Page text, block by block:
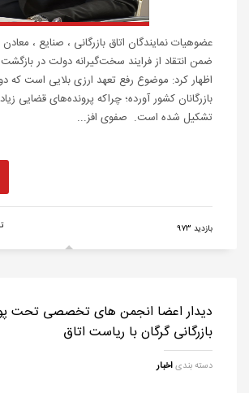
عضوهیات نمایندگان اتاق بازرگانی ، صنایع ،
ضمن انتقاد از فرایند سخت‌گیرانه دولت در بازگشت
اظهار کرد: موضوع رفع تعهد ارزی بلایی است که
بازرگانان کشور آورده؛ چراکه پرونده‌های قضایی
تشکیل شده است. صفوی افز...
بازدید 973
دیدار اعضا انجمن های تخصصی تحت
بازرگانی گرگان با ریاست اتاق
دسته بندیاخبار